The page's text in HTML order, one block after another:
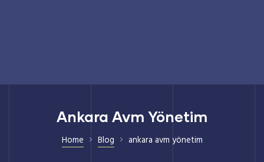
Ankara Avm Yönetim
Home Blog ankara avm yönetim